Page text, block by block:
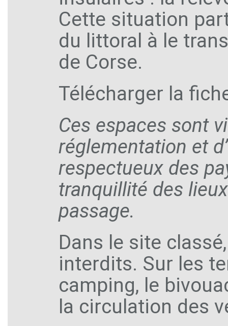
Cette situation
du littoral à le
de Corse.
Télécharger la
Ces espaces sont
réglementation et
respectueux des
tranquillité des
passage.
Dans le site
interdits. Sur les
camping, le
la circulation des